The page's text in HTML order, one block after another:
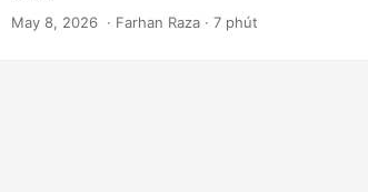
May 8, 2026 ‎ · Farhan Raza · 7 phút